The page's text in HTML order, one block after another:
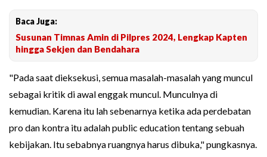
Baca Juga:
Susunan Timnas Amin di Pilpres 2024, Lengkap Kapten
hingga Sekjen dan Bendahara
"Pada saat dieksekusi, semua masalah-masalah yang muncul
sebagai kritik di awal enggak muncul. Munculnya di
kemudian. Karena itu lah sebenarnya ketika ada perdebatan
pro dan kontra itu adalah public education tentang sebuah
kebijakan. Itu sebabnya ruangnya harus dibuka," pungkasnya.